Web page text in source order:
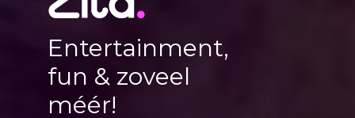
Entertainment,
fun & zoveel
méér!